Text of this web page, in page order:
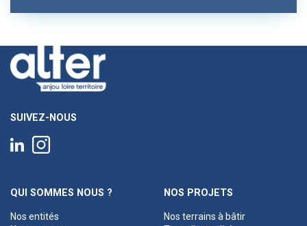
SUIVEZ-NOUS
QUI SOMMES NOUS ?
Nos entités
NOS PROJETS
Nos terrains à bâtir